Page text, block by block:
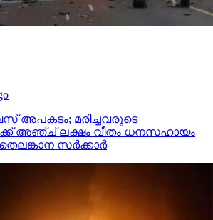
അപകടം; മരിച്ചവരുടെ
അഞ്ച് ലക്ഷം വീതം ധനസഹായം
സര്‍ക്കാര്‍